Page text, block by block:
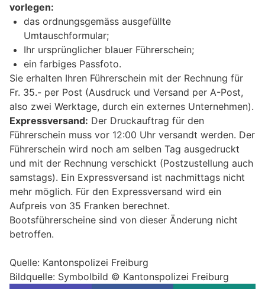
vorlegen:
das ordnungsgemäss ausgefüllte
Umtauschformular;
Ihr ursprünglicher blauer Führerschein;
ein farbiges Passfoto.
Sie erhalten Ihren Führerschein mit der Rechnung für
Fr. 35.- per Post (Ausdruck und Versand per A-Post,
also zwei Werktage, durch ein externes Unternehmen).
Expressversand: Der Druckauftrag für den
Führerschein muss vor 12:00 Uhr versandt werden. Der
Führerschein wird noch am selben Tag ausgedruckt
und mit der Rechnung verschickt (Postzustellung auch
samstags). Ein Expressversand ist nachmittags nicht
mehr möglich. Für den Expressversand wird ein
Aufpreis von 35 Franken berechnet.
Bootsführerscheine sind von dieser Änderung nicht
betroffen.
Quelle: Kantonspolizei Freiburg
Bildquelle: Symbolbild © Kantonspolizei Freiburg